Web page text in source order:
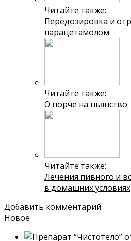
Читайте также:
Передозировка и
парацетамолом
Читайте также:
О порче на пьянство
Читайте также:
Лечения пивного и
в домашних условиях
Добавить комментарий
Новое